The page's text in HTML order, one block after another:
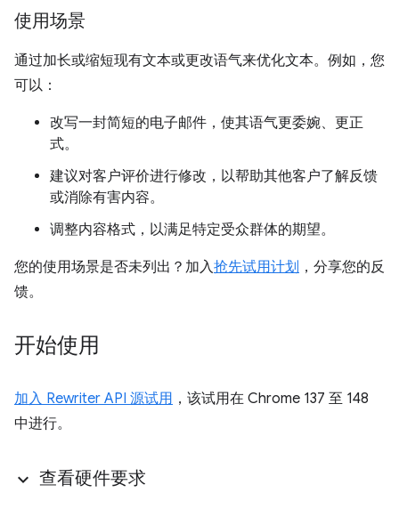
使用场景
通过加长或缩短现有文本或更改语气来优化文本。例如，您
可以：
改写一封简短的电子邮件，使其语气更委婉、更正
式。
建议对客户评价进行修改，以帮助其他客户了解反馈
或消除有害内容。
调整内容格式，以满足特定受众群体的期望。
您的使用场景是否未列出？加入抢先试用计划 ，分享您的反
馈。
开始使用
加入 Rewriter API 源试用 ，该试用在 Chrome 137 至 148
中进行。
查看硬件要求